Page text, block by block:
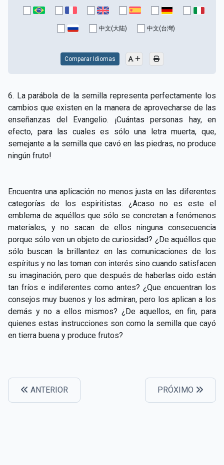
CAPÍTULO XIV - Honra a tu padre y a tu madre
CAPÍTULO XV - Sin caridad no hay salvación
CAPÍTULO XVIII - Muchos son los llamados y pocos
los escogidos
▸
CAPÍTULO XIX - La fe transporta las montañas ▸
CAPÍTULO XX - Los obreros de la última hora
CAPÍTULO XXII - No separéis lo que Dios ha unido ▸
CAPÍTULO XXIII - Moral extraña ▸
CAPÍTULO XXIV - No pongáis la lámpara debajo del
celemín
▸
CAPÍTULO XXV - Buscad y encontraréis ▸
CAPÍTULO XXVI - Dad gratuitamente lo que recibís
gratuitamente
CAPÍTULO XXVII - Pedid y se os dará
中文(大陆) 中文(台灣)
Comparar Idiomas
6. La parábola de la semilla representa perfectamente los
cambios que existen en la manera de aprovecharse de las
enseñanzas del Evangelio. ¡Cuántas personas hay, en
efecto, para las cuales es sólo una letra muerta, que,
semejante a la semilla que cavó en las piedras, no produce
ningún fruto!
Encuentra una aplicación no menos justa en las diferentes
categorías de los espiritistas. ¿Acaso no es este el
emblema de aquéllos que sólo se concretan a fenómenos
materiales, y no sacan de ellos ninguna consecuencia
porque sólo ven un objeto de curiosidad? ¿De aquéllos que
sólo buscan la brillantez en las comunicaciones de los
espíritus y no las toman con interés sino cuando satisfacen
su imaginación, pero que después de haberlas oido están
tan fríos e indiferentes como antes? ¿Que encuentran los
consejos muy buenos y los admiran, pero los aplican a los
demás y no a ellos mismos? ¿De aquellos, en fin, para
quienes estas instrucciones son como la semilla que cayó
en tierra buena y produce frutos?
ANTERIOR PRÓXIMO